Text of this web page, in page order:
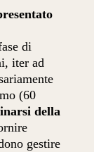
di
iter ad
(60
della
gestire